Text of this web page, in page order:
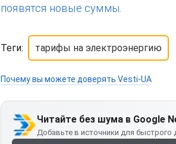
появятся новые суммы.
Теги: тарифы на электроэнергию
Почему вы можете доверять Vesti-UA
Читайте без шума в Google
Добавьте в источники для быстрого